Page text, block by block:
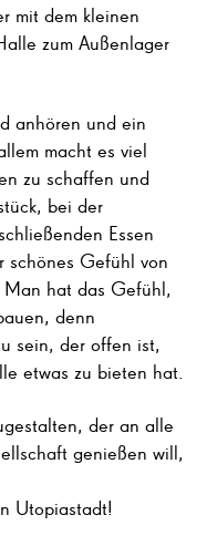
mit dem kleinen
zum Außenlager
anhören und ein
macht es viel
zu schaffen und
bei der
Essen
schönes Gefühl von
hat das Gefühl,
denn
sein, der offen ist,
etwas zu bieten hat.
der an alle
genießen will,
Utopiastadt!